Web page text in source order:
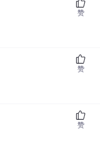
赞
赞
赞